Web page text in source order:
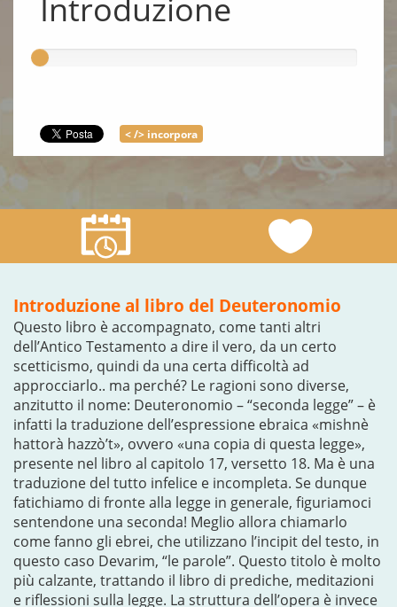
Introduzione
< /> incorpora
Introduzione al libro del Deuteronomio
Questo libro è accompagnato, come tanti altri
dell’Antico Testamento a dire il vero, da un certo
scetticismo, quindi da una certa difficoltà ad
approcciarlo.. ma perché? Le ragioni sono diverse,
anzitutto il nome: Deuteronomio – “seconda legge” – è
infatti la traduzione dell’espressione ebraica «mishnè
hattorà hazzò’t», ovvero «una copia di questa legge»,
presente nel libro al capitolo 17, versetto 18. Ma è una
traduzione del tutto infelice e incompleta. Se dunque
fatichiamo di fronte alla legge in generale, figuriamoci
sentendone una seconda! Meglio allora chiamarlo
come fanno gli ebrei, che utilizzano l’incipit del testo, in
questo caso Devarim, “le parole”. Questo titolo è molto
più calzante, trattando il libro di prediche, meditazioni
e riflessioni sulla legge. La struttura dell’opera è invece